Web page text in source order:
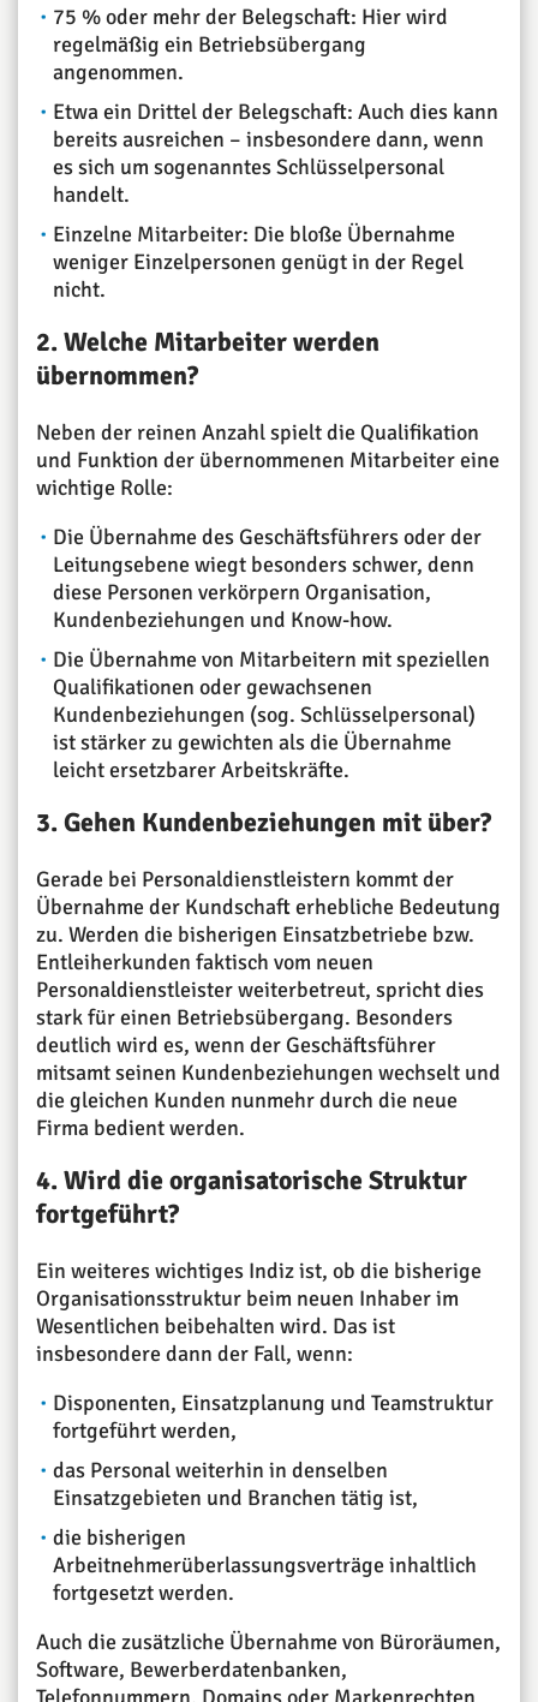
75 % oder mehr der Belegschaft: Hier wird
regelmäßig ein Betriebsübergang
angenommen.
Etwa ein Drittel der Belegschaft: Auch dies kann
bereits ausreichen – insbesondere dann, wenn
es sich um sogenanntes Schlüsselpersonal
handelt.
Einzelne Mitarbeiter: Die bloße Übernahme
weniger Einzelpersonen genügt in der Regel
nicht.
2. Welche Mitarbeiter werden
übernommen?
Neben der reinen Anzahl spielt die Qualifikation
und Funktion der übernommenen Mitarbeiter eine
wichtige Rolle:
Die Übernahme des Geschäftsführers oder der
Leitungsebene wiegt besonders schwer, denn
diese Personen verkörpern Organisation,
Kundenbeziehungen und Know-how.
Die Übernahme von Mitarbeitern mit speziellen
Qualifikationen oder gewachsenen
Kundenbeziehungen (sog. Schlüsselpersonal)
ist stärker zu gewichten als die Übernahme
leicht ersetzbarer Arbeitskräfte.
3. Gehen Kundenbeziehungen mit über?
Gerade bei Personaldienstleistern kommt der
Übernahme der Kundschaft erhebliche Bedeutung
zu. Werden die bisherigen Einsatzbetriebe bzw.
Entleiherkunden faktisch vom neuen
Personaldienstleister weiterbetreut, spricht dies
stark für einen Betriebsübergang. Besonders
deutlich wird es, wenn der Geschäftsführer
mitsamt seinen Kundenbeziehungen wechselt und
die gleichen Kunden nunmehr durch die neue
Firma bedient werden.
4. Wird die organisatorische Struktur
fortgeführt?
Ein weiteres wichtiges Indiz ist, ob die bisherige
Organisationsstruktur beim neuen Inhaber im
Wesentlichen beibehalten wird. Das ist
insbesondere dann der Fall, wenn:
Disponenten, Einsatzplanung und Teamstruktur
fortgeführt werden,
das Personal weiterhin in denselben
Einsatzgebieten und Branchen tätig ist,
die bisherigen
Arbeitnehmerüberlassungsverträge inhaltlich
fortgesetzt werden.
Auch die zusätzliche Übernahme von Büroräumen,
Software, Bewerberdatenbanken,
Telefonnummern, Domains oder Markenrechten